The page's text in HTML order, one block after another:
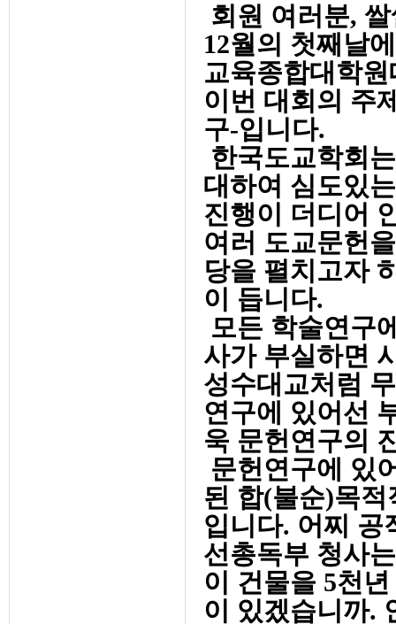
회원 여러분,
12월의 첫째날
교육종합대학
이번 대회의 주
구-입니다.
한국도교학회
대하여 심도있
진행이 더디어
여러 도교문헌
당을 펼치고자
이 듭니다.
모든 학술연구
사가 부실하면
성수대교처럼
연구에 있어선
욱 문헌연구의
문헌연구에 있
된 합(불순)목
입니다. 어찌 공
선총독부 청사
이 건물을 5천
이 있겠습니까.